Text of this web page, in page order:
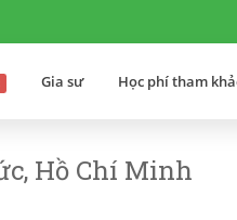
Gia sư Học phí tham
Hồ Chí Minh